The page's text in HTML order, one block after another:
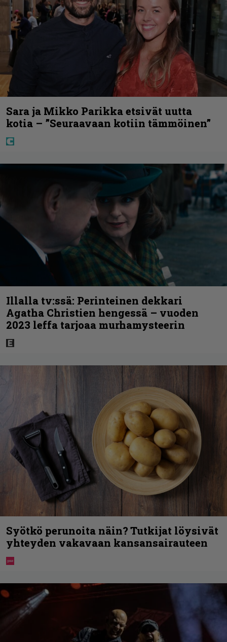
Sara ja Mikko Parikka etsivät uutta
kotia – ”Seuraavaan kotiin tämmöinen”
Illalla tv:ssä: Perinteinen dekkari
Agatha Christien hengessä – vuoden
2023 leffa tarjoaa murhamysteerin
Syötkö perunoita näin? Tutkijat löysivät
yhteyden vakavaan kansansairauteen